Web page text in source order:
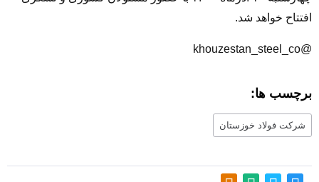
افتتاح خواهد شد.
@khouzestan_steel_co
برچسب ها:
شرکت فولاد خوزستان